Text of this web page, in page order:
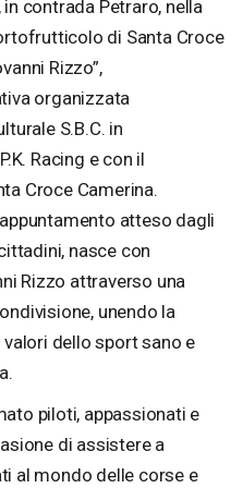
contrada Petraro, nella
di Santa Croce
Rizzo”,
organizzata
S.B.C. in
Racing e con il
Croce Camerina.
atteso dagli
nasce con
Rizzo attraverso una
unendo la
dello sport sano e
piloti, appassionati e
di assistere a
al mondo delle corse e